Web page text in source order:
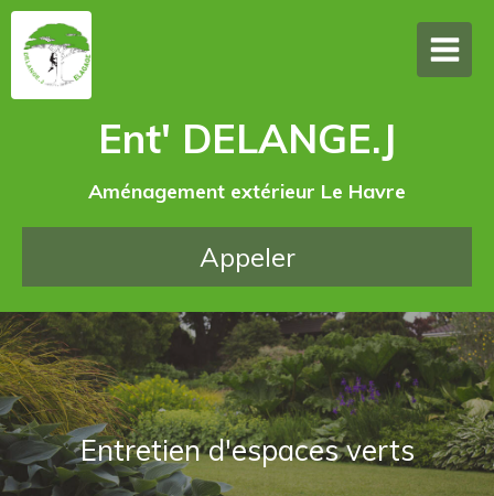
Ent' DELANGE.J
Aménagement extérieur Le Havre
Appeler
Abattage, élagage et taille de
haies
Entretien d'espaces verts
Entretien de jardin
Création et aménagement de
jardins